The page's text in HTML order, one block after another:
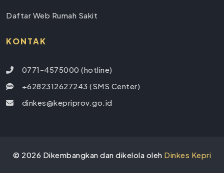
Daftar Web Rumah Sakit
KONTAK
0771-4575000 (hotline)
+6282312627243 (SMS Center)
dinkes@kepriprov.go.id
© 2026 Dikembangkan dan dikelola oleh Dinkes Kepri